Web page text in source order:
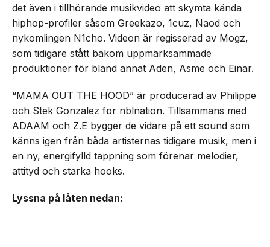
det även i tillhörande musikvideo att skymta kända
hiphop-profiler såsom Greekazo, 1cuz, Naod och
nykomlingen N1cho. Videon är regisserad av Mogz,
som tidigare stått bakom uppmärksammade
produktioner för bland annat Aden, Asme och Einar.
“MAMA OUT THE HOOD” är producerad av Philippe
och Stek Gonzalez för nblnation. Tillsammans med
ADAAM och Z.E bygger de vidare på ett sound som
känns igen från båda artisternas tidigare musik, men i
en ny, energifylld tappning som förenar melodier,
attityd och starka hooks.
Lyssna på låten nedan: